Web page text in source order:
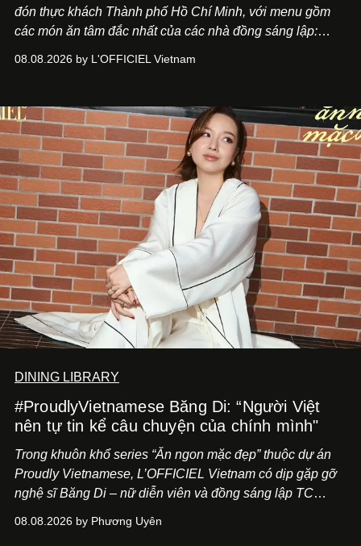
đón thực khách Thành phố Hồ Chí Minh, với menu gồm
các món ăn tâm đắc nhất của các nhà đồng sáng lập:
món ăn đa dạng từ Á đến Âu nhanh chóng được yêu thích
mang đến niềm vui cho thực khách.
08.08.2026 by L'OFFICIEL Vietnam
DINING LIBRARY
#ProudlyVietnamese Băng Di: “Người Việt
nên tự tin kể câu chuyện của chính mình"
Trong khuôn khổ series “Ăn ngon mặc đẹp” thuộc dự án
Proudly Vietnamese, L’OFFICIEL Vietnam có dịp gặp gỡ
nghệ sĩ Băng Di – nữ diễn viên và đồng sáng lập TC
Kitchen Bar và SALEM tại TP.HCM.
08.08.2026 by Phương Uyên